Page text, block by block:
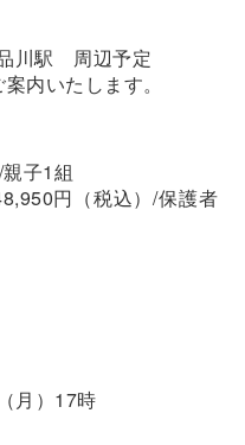
川駅 周辺予定
内いたします。
子1組
円（税込）/保護者
月）17時